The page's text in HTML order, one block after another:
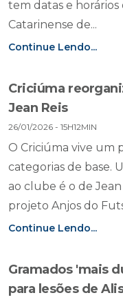
tem datas e
Catarinense de...
Continue Lendo...
Criciúma
Jean Reis
26/01/2026 - 15H12MIN
O Criciúma vive um
categorias de base.
ao clube é o de
projeto Anjos do
Continue Lendo...
Gramados 'mais
para lesões de